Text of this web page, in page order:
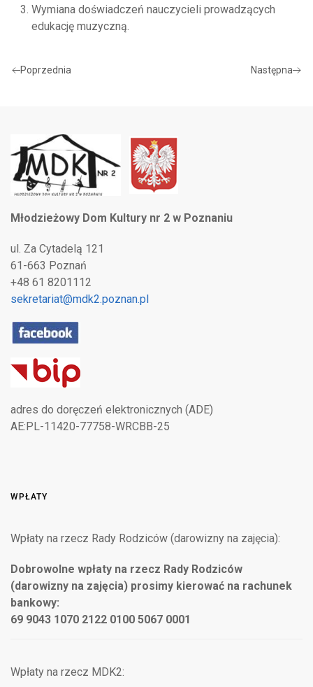
Wymiana doświadczeń nauczycieli prowadzących
edukację muzyczną.
Poprzednia Następna
Młodzieżowy Dom Kultury nr 2 w Poznaniu
ul. Za Cytadelą 121
61-663 Poznań
+48 61 8201112
sekretariat@mdk2.poznan.pl
adres do doręczeń elektronicznych (ADE)
AE:PL-11420-77758-WRCBB-25
WPŁATY
Wpłaty na rzecz Rady Rodziców (darowizny na zajęcia):
Dobrowolne wpłaty na rzecz Rady Rodziców
(darowizny na zajęcia) prosimy kierować na rachunek
bankowy:
69 9043 1070 2122 0100 5067 0001
Wpłaty na rzecz MDK2: